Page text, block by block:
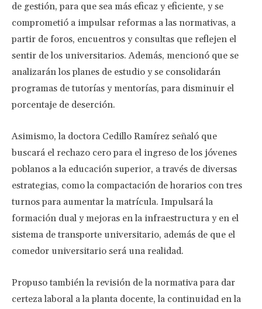
de gestión, para que sea más eficaz y eficiente, y se
comprometió a impulsar reformas a las normativas, a
partir de foros, encuentros y consultas que reflejen el
sentir de los universitarios. Además, mencionó que se
analizarán los planes de estudio y se consolidarán
programas de tutorías y mentorías, para disminuir el
porcentaje de deserción.
Asimismo, la doctora Cedillo Ramírez señaló que
buscará el rechazo cero para el ingreso de los jóvenes
poblanos a la educación superior, a través de diversas
estrategias, como la compactación de horarios con tres
turnos para aumentar la matrícula. Impulsará la
formación dual y mejoras en la infraestructura y en el
sistema de transporte universitario, además de que el
comedor universitario será una realidad.
Propuso también la revisión de la normativa para dar
certeza laboral a la planta docente, la continuidad en la